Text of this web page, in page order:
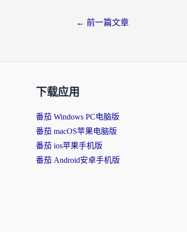
← 前一篇文章
下载应用
番茄 Windows PC电脑版
番茄 macOS苹果电脑版
番茄 ios苹果手机版
番茄 Android安卓手机版